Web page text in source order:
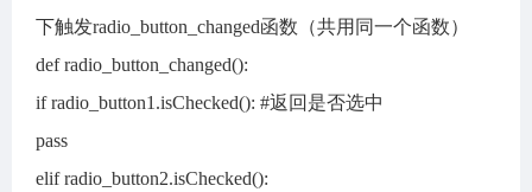
下触发radio_button_changed函数（共用同一个函数）
def radio_button_changed():
if radio_button1.isChecked(): #返回是否选中
pass
elif radio_button2.isChecked():